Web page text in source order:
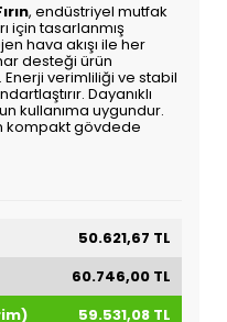
, endüstriyel mutfak
için tasarlanmış
hava akışı ile her
desteği ürün
Enerji verimliliği ve stabil
Dayanıklı
kullanıma uygundur.
kompakt gövdede
50.621,67 TL
60.746,00 TL
59.531,08 TL